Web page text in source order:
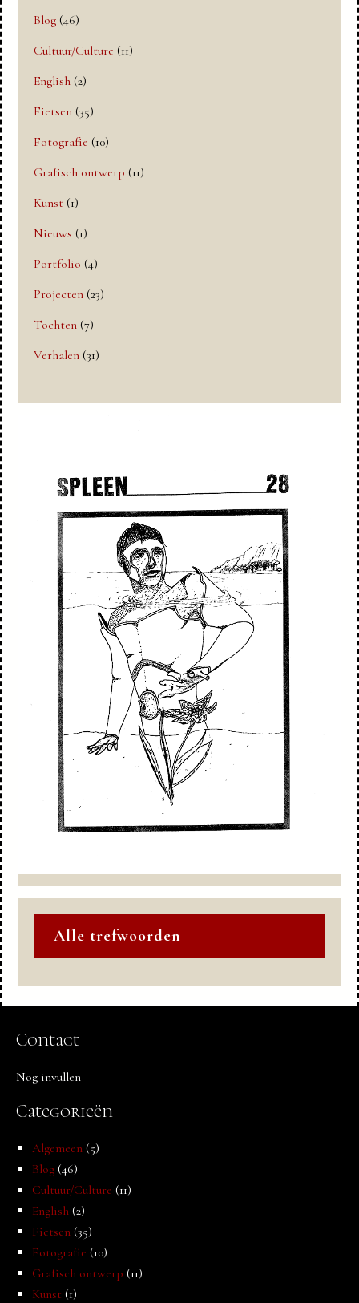
Blog (46)
Cultuur/Culture (11)
English (2)
Fietsen (35)
Fotografie (10)
Grafisch ontwerp (11)
Kunst (1)
Nieuws (1)
Portfolio (4)
Projecten (23)
Tochten (7)
Verhalen (31)
Alle trefwoorden
Contact
Nog invullen
Categorieën
Algemeen (5)
Blog (46)
Cultuur/Culture (11)
English (2)
Fietsen (35)
Fotografie (10)
Grafisch ontwerp (11)
Kunst (1)